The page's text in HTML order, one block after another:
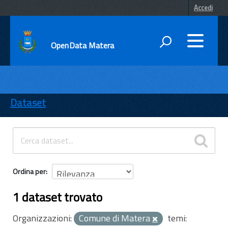
Accedi
OpenData Matera
ENTI
TEMI
INFORMAZIONI
Dataset
Ordina per
1 dataset trovato
Organizzazioni: Comune di Matera
temi: